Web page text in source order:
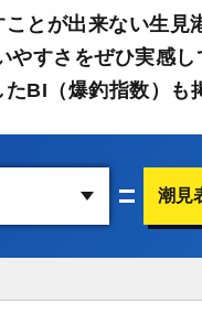
とが出来ない生見
すさをぜひ実感
BI（爆釣指数）も
潮見